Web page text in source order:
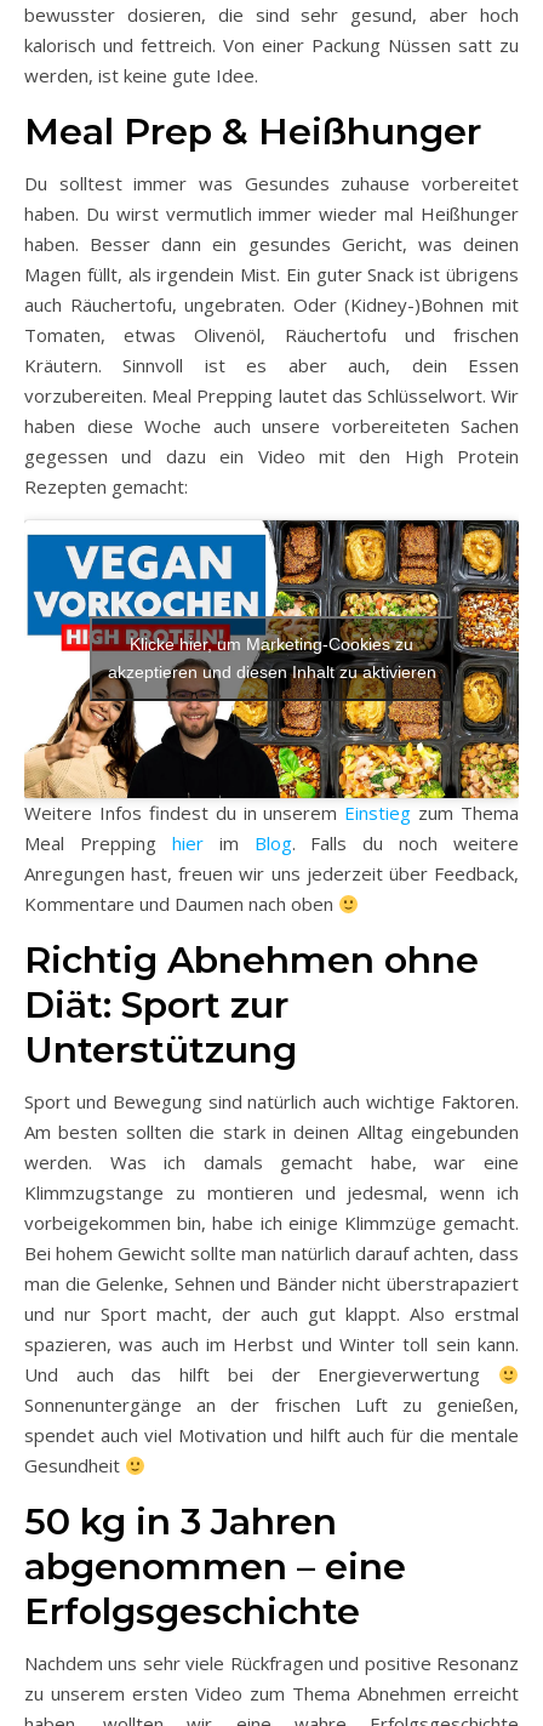
bewusster dosieren, die sind sehr gesund, aber hoch
kalorisch und fettreich. Von einer Packung Nüssen satt zu
werden, ist keine gute Idee.
Meal Prep & Heißhunger
Du solltest immer was Gesundes zuhause vorbereitet
haben. Du wirst vermutlich immer wieder mal Heißhunger
haben. Besser dann ein gesundes Gericht, was deinen
Magen füllt, als irgendein Mist. Ein guter Snack ist übrigens
auch Räuchertofu, ungebraten. Oder (Kidney-)Bohnen mit
Tomaten, etwas Olivenöl, Räuchertofu und frischen
Kräutern. Sinnvoll ist es aber auch, dein Essen
vorzubereiten. Meal Prepping lautet das Schlüsselwort. Wir
haben diese Woche auch unsere vorbereiteten Sachen
gegessen und dazu ein Video mit den High Protein
Rezepten gemacht:
Klicke hier, um Marketing-Cookies zu
akzeptieren und diesen Inhalt zu aktivieren
Weitere Infos findest du in unserem Einstieg zum Thema
Meal Prepping hier im Blog. Falls du noch weitere
Anregungen hast, freuen wir uns jederzeit über Feedback,
Kommentare und Daumen nach oben
Richtig Abnehmen ohne
Diät: Sport zur
Unterstützung
Sport und Bewegung sind natürlich auch wichtige Faktoren.
Am besten sollten die stark in deinen Alltag eingebunden
werden. Was ich damals gemacht habe, war eine
Klimmzugstange zu montieren und jedesmal, wenn ich
vorbeigekommen bin, habe ich einige Klimmzüge gemacht.
Bei hohem Gewicht sollte man natürlich darauf achten, dass
man die Gelenke, Sehnen und Bänder nicht überstrapaziert
und nur Sport macht, der auch gut klappt. Also erstmal
spazieren, was auch im Herbst und Winter toll sein kann.
Und auch das hilft bei der Energieverwertung
Sonnenuntergänge an der frischen Luft zu genießen,
spendet auch viel Motivation und hilft auch für die mentale
Gesundheit
50 kg in 3 Jahren
abgenommen – eine
Erfolgsgeschichte
Nachdem uns sehr viele Rückfragen und positive Resonanz
zu unserem ersten Video zum Thema Abnehmen erreicht